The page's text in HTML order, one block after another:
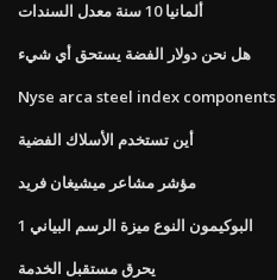
ألمانيا 10 سنة معدل السندات
هل نحن دولار الفضة يستحق أي شيء
Nyse arca steel index components
أين تستخدم الأسلاك الفضية
مؤشر مشاعر ميشيغان فريد
البوكيمون النوع ميزة الرسم البياني 1
يحرق مستقبل الخدمة